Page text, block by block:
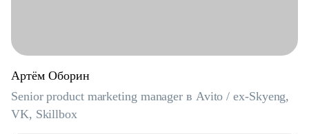
Артём Оборин
Senior product marketing manager в Avito / ex-Skyeng,
VK, Skillbox